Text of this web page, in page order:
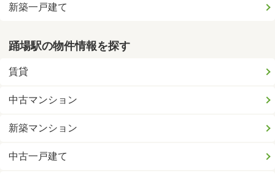
新築一戸建て
踊場駅の物件情報を探す
賃貸
中古マンション
新築マンション
中古一戸建て